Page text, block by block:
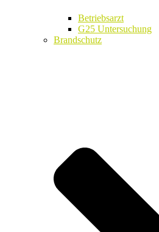
Betriebsarzt
G25 Untersuchung
Brandschutz